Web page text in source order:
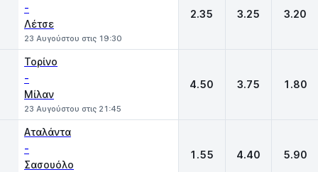
-
Λέτσε
23 Αυγούστου στις 19:30
2.35 3.25 3.20
Τορίνο
-
Μίλαν
23 Αυγούστου στις 21:45
4.50 3.75 1.80
Αταλάντα
-
Σασουόλο
1.55 4.40 5.90